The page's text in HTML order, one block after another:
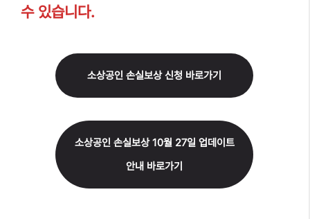
수 있습니다.
소상공인 손실보상 신청 바로가기
소상공인 손실보상 10월 27일 업데이트
안내 바로가기